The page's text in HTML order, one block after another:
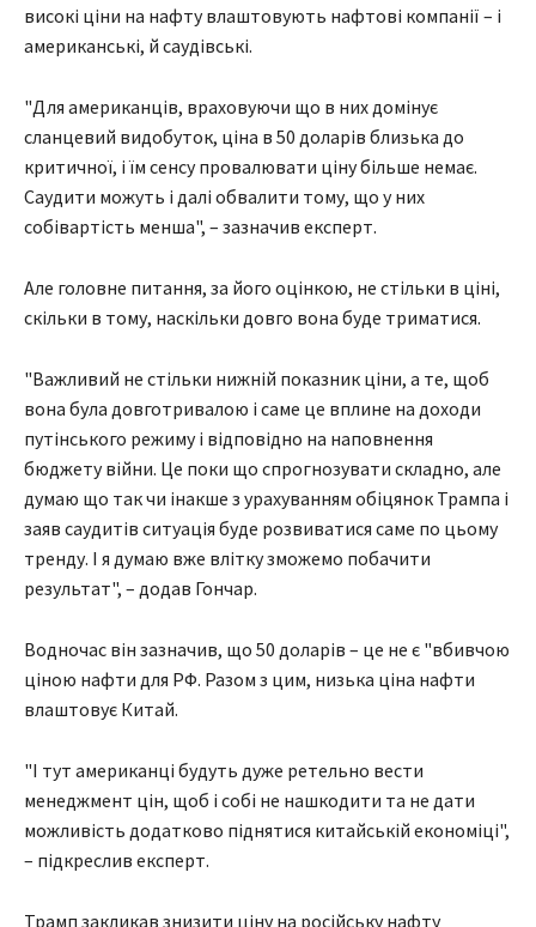
високі ціни на нафту влаштовують нафтові компанії – і
американські, й саудівські.
"Для американців, враховуючи що в них домінує
сланцевий видобуток, ціна в 50 доларів близька до
критичної, і їм сенсу провалювати ціну більше немає.
Саудити можуть і далі обвалити тому, що у них
собівартість менша", – зазначив експерт.
Але головне питання, за його оцінкою, не стільки в ціні,
скільки в тому, наскільки довго вона буде триматися.
"Важливий не стільки нижній показник ціни, а те, щоб
вона була довготривалою і саме це вплине на доходи
путінського режиму і відповідно на наповнення
бюджету війни. Це поки що спрогнозувати складно, але
думаю що так чи інакше з урахуванням обіцянок Трампа і
заяв саудитів ситуація буде розвиватися саме по цьому
тренду. І я думаю вже влітку зможемо побачити
результат", – додав Гончар.
Водночас він зазначив, що 50 доларів – це не є "вбивчою
ціною нафти для РФ. Разом з цим, низька ціна нафти
влаштовує Китай.
"І тут американці будуть дуже ретельно вести
менеджмент цін, щоб і собі не нашкодити та не дати
можливість додатково піднятися китайській економіці",
– підкреслив експерт.
Трамп закликав знизити ціну на російську нафту